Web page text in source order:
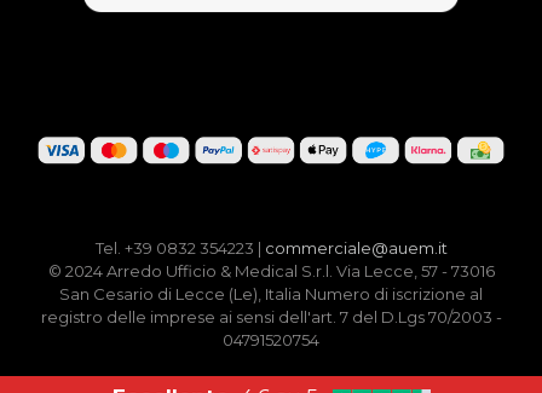
Tel. +39 0832 354223 | commerciale@auem.it
© 2024 Arredo Ufficio & Medical S.r.l. Via Lecce, 57 - 73016
San Cesario di Lecce (Le), Italia Numero di iscrizione al
registro delle imprese ai sensi dell'art. 7 del D.Lgs 70/2003 -
04791520754